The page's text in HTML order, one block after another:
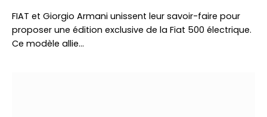
FIAT et Giorgio Armani unissent leur savoir-faire pour
proposer une édition exclusive de la Fiat 500 électrique.
Ce modèle allie…